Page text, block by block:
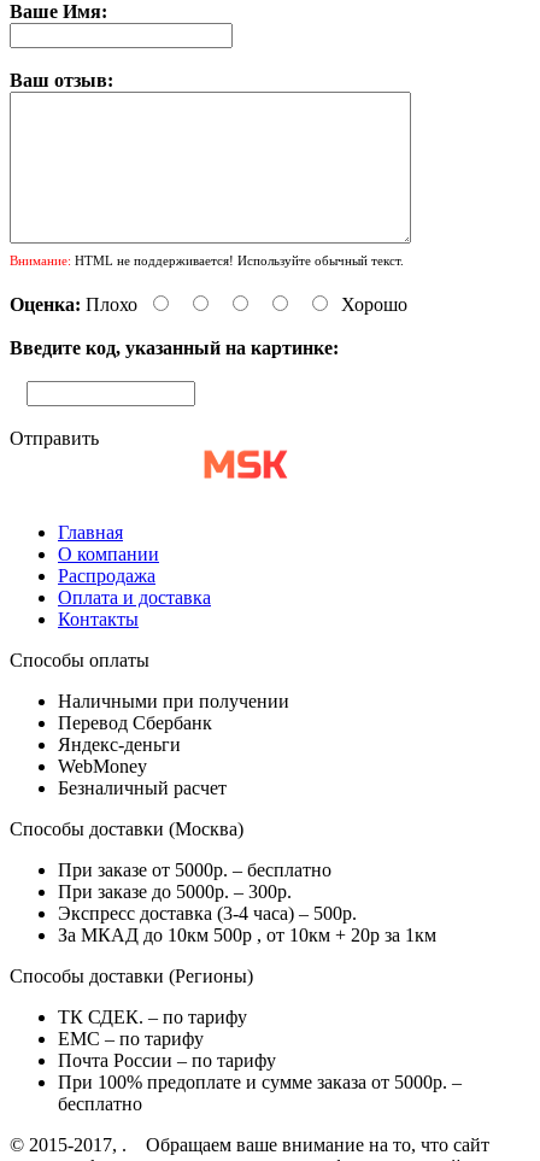
Ваше Имя:
Ваш отзыв:
Внимание: HTML не поддерживается! Используйте обычный текст.
Оценка: Плохо Хорошо
Введите код, указанный на картинке:
Отправить
Главная
О компании
Распродажа
Оплата и доставка
Контакты
Способы оплаты
Наличными при получении
Перевод Сбербанк
Яндекс-деньги
WebMoney
Безналичный расчет
Способы доставки (Москва)
При заказе от 5000р. – бесплатно
При заказе до 5000р. – 300р.
Экспресс доставка (3-4 часа) – 500р.
За МКАД до 10км 500р , от 10км + 20р за 1км
Способы доставки (Регионы)
ТК СДЕК. – по тарифу
EMC – по тарифу
Почта России – по тарифу
При 100% предоплате и сумме заказа от 5000р. –
бесплатно
© 2015-2017, . Обращаем ваше внимание на то, что сайт